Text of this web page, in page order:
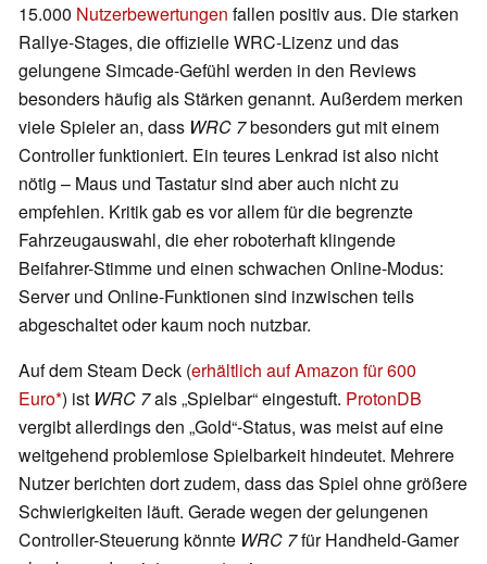
15.000 Nutzerbewertungen fallen positiv aus. Die starken
Rallye-Stages, die offizielle WRC-Lizenz und das
gelungene Simcade-Gefühl werden in den Reviews
besonders häufig als Stärken genannt. Außerdem merken
viele Spieler an, dass WRC 7besonders gut mit einem
Controller funktioniert. Ein teures Lenkrad ist also nicht
nötig – Maus und Tastatur sind aber auch nicht zu
empfehlen. Kritik gab es vor allem für die begrenzte
Fahrzeugauswahl, die eher roboterhaft klingende
Beifahrer-Stimme und einen schwachen Online-Modus:
Server und Online-Funktionen sind inzwischen teils
abgeschaltet oder kaum noch nutzbar.
Auf dem Steam Deck (erhältlich auf Amazon für 600
Euro ) ist WRC 7als „Spielbar“ eingestuft. ProtonDB
vergibt allerdings den „Gold“-Status, was meist auf eine
weitgehend problemlose Spielbarkeit hindeutet. Mehrere
Nutzer berichten dort zudem, dass das Spiel ohne größere
Schwierigkeiten läuft. Gerade wegen der gelungenen
Controller-Steuerung könnte WRC 7für Handheld-Gamer